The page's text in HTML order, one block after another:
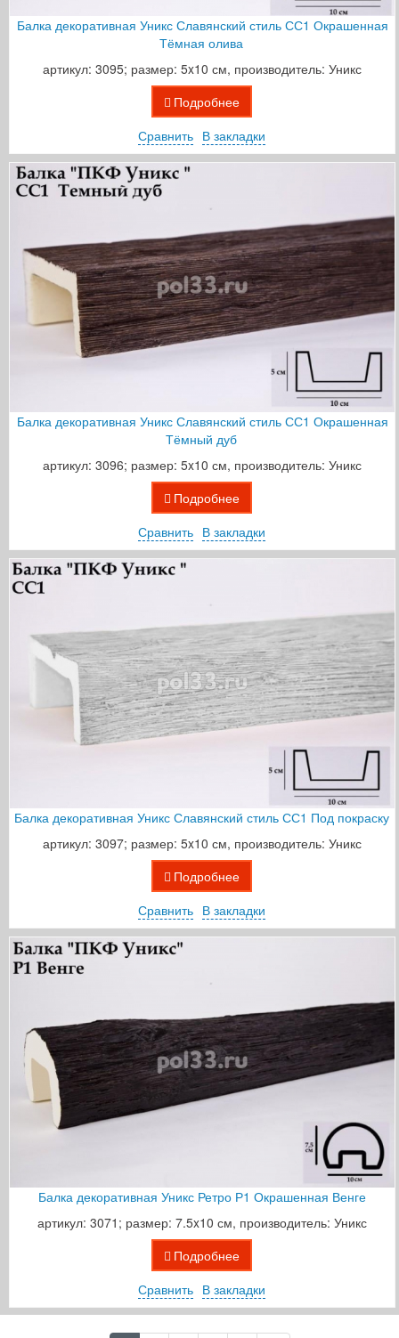
Балка декоративная Уникс Славянский стиль СС1 Окрашенная
Тёмная олива
артикул: 3095; размер: 5x10 см, производитель: Уникс
Подробнее
Сравнить В закладки
Балка декоративная Уникс Славянский стиль СС1 Окрашенная
Тёмный дуб
артикул: 3096; размер: 5x10 см, производитель: Уникс
Подробнее
Сравнить В закладки
Балка декоративная Уникс Славянский стиль СС1 Под покраску
артикул: 3097; размер: 5x10 см, производитель: Уникс
Подробнее
Сравнить В закладки
Балка декоративная Уникс Ретро Р1 Окрашенная Венге
артикул: 3071; размер: 7.5x10 см, производитель: Уникс
Подробнее
Сравнить В закладки